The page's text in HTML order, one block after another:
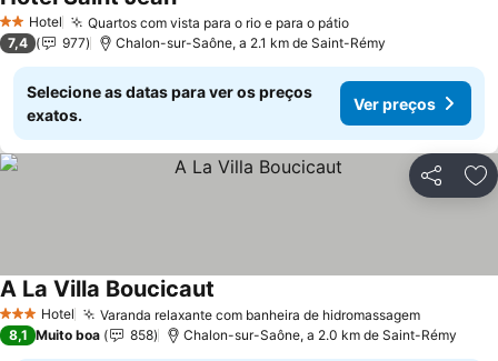
2 Estrelas
Hotel Quartos com vista para o rio e para o pátioVer preços
Ver preços
7,4 977 Chalon-sur-Saône, a 2.1 km de Saint-Rémy
Selecione as datas para ver os preços
exatos.
Ver preços
Partilhar
3 EstrelasHotel Varanda relaxante com banheira de hidromassagemVer
A La Villa Boucicaut
8,1 Muito boa 858 Chalon-sur-Saône, a 2.0 km de Saint-Rémy